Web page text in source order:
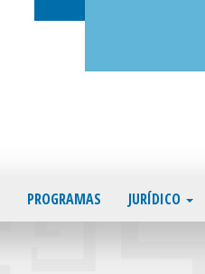
PROGRAMAS JURÍDICO